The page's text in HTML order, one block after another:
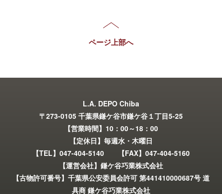
ページ上部へ
L.A. DEPO Chiba
〒273-0105 千葉県鎌ケ谷市鎌ケ谷１丁目5-25
【営業時間】10：00～18：00
【定休日】毎週水・木曜日
【TEL】047-404-5140 【FAX】047-404-5160
【運営会社】鎌ケ谷巧業株式会社
【古物許可番号】千葉県公安委員会許可 第441410000687号 道
具商 鎌ケ谷巧業株式会社